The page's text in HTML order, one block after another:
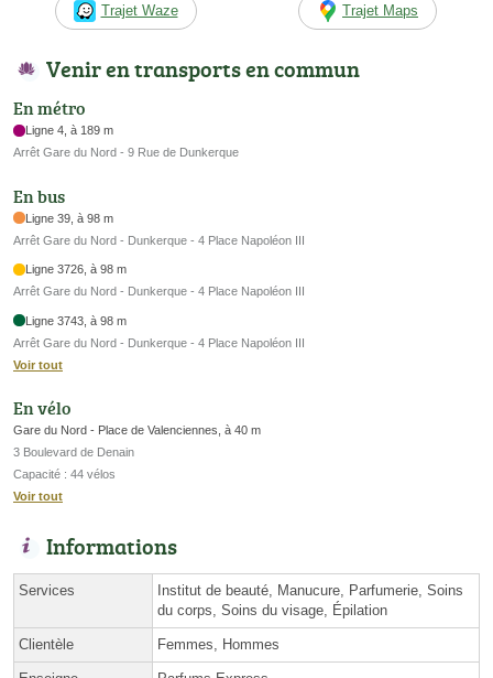
Trajet Waze Trajet Maps
Venir en transports en commun
En métro
Ligne 4, à 189 m
Arrêt Gare du Nord - 9 Rue de Dunkerque
En bus
Ligne 39, à 98 m
Arrêt Gare du Nord - Dunkerque - 4 Place Napoléon III
Ligne 3726, à 98 m
Arrêt Gare du Nord - Dunkerque - 4 Place Napoléon III
Ligne 3743, à 98 m
Arrêt Gare du Nord - Dunkerque - 4 Place Napoléon III
Voir tout
En vélo
Gare du Nord - Place de Valenciennes, à 40 m
3 Boulevard de Denain
Capacité : 44 vélos
Voir tout
Informations
Services
Institut de beauté, Manucure, Parfumerie, Soins
du corps, Soins du visage, Épilation
Clientèle Femmes, Hommes